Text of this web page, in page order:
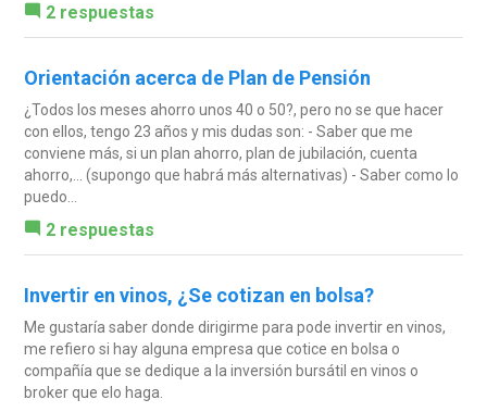
2 respuestas
Orientación acerca de Plan de Pensión
¿Todos los meses ahorro unos 40 o 50?, pero no se que hacer
con ellos, tengo 23 años y mis dudas son: - Saber que me
conviene más, si un plan ahorro, plan de jubilación, cuenta
ahorro,... (supongo que habrá más alternativas) - Saber como lo
puedo...
2 respuestas
Invertir en vinos, ¿Se cotizan en bolsa?
Me gustaría saber donde dirigirme para pode invertir en vinos,
me refiero si hay alguna empresa que cotice en bolsa o
compañía que se dedique a la inversión bursátil en vinos o
broker que elo haga.